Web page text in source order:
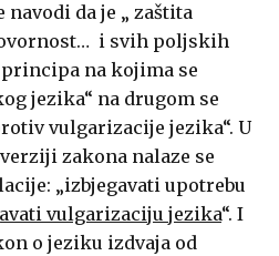
da je „ zaštita
i svih poljskih
principa na kojima se
jezika“ na drugom se
vulgarizacije jezika“. U
zakona nalaze se
„izbjegavati upotrebu
vulgarizaciju jezika“. I
o jeziku izdvaja od